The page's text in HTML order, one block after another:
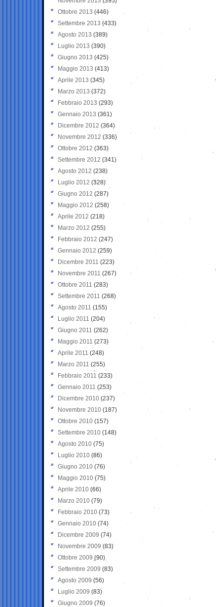
Ottobre 2013 (446)
Settembre 2013 (433)
Agosto 2013 (389)
Luglio 2013 (390)
Giugno 2013 (425)
Maggio 2013 (413)
Aprile 2013 (345)
Marzo 2013 (372)
Febbraio 2013 (293)
Gennaio 2013 (361)
Dicembre 2012 (364)
Novembre 2012 (336)
Ottobre 2012 (363)
Settembre 2012 (341)
Agosto 2012 (238)
Luglio 2012 (328)
Giugno 2012 (287)
Maggio 2012 (258)
Aprile 2012 (218)
Marzo 2012 (255)
Febbraio 2012 (247)
Gennaio 2012 (259)
Dicembre 2011 (223)
Novembre 2011 (267)
Ottobre 2011 (283)
Settembre 2011 (268)
Agosto 2011 (155)
Luglio 2011 (204)
Giugno 2011 (262)
Maggio 2011 (273)
Aprile 2011 (248)
Marzo 2011 (255)
Febbraio 2011 (233)
Gennaio 2011 (253)
Dicembre 2010 (237)
Novembre 2010 (187)
Ottobre 2010 (157)
Settembre 2010 (148)
Agosto 2010 (75)
Luglio 2010 (86)
Giugno 2010 (76)
Maggio 2010 (75)
Aprile 2010 (66)
Marzo 2010 (79)
Febbraio 2010 (73)
Gennaio 2010 (74)
Dicembre 2009 (74)
Novembre 2009 (83)
Ottobre 2009 (90)
Settembre 2009 (83)
Agosto 2009 (56)
Luglio 2009 (83)
Giugno 2009 (76)